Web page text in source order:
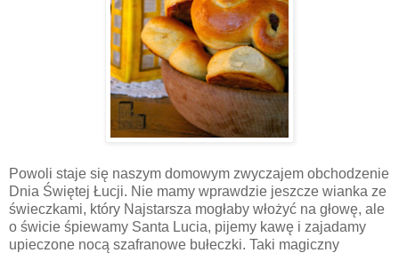
Powoli staje się naszym domowym zwyczajem obchodzenie
Dnia Świętej Łucji. Nie mamy wprawdzie jeszcze wianka ze
świeczkami, który Najstarsza mogłaby włożyć na głowę, ale
o świcie śpiewamy Santa Lucia, pijemy kawę i zajadamy
upieczone nocą szafranowe bułeczki. Taki magiczny